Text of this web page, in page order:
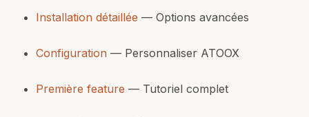
Installation détaillée — Options avancées
Configuration — Personnaliser ATOOX
Première feature — Tutoriel complet